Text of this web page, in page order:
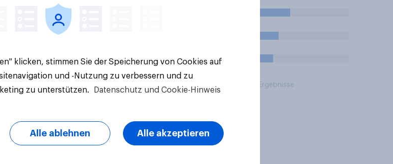
Halbjahr?
10%
Aktuelle Ergebnisse
anderen Ländern
zu diesem Verbot?
Aktuelle Ergebnisse
klicken, stimmen Sie der Speicherung von Cookies auf
und -Nutzung zu verbessern und zu
zu unterstützen.
Datenschutz und Cookie-Hinweis
Alle ablehnen Alle akzeptieren